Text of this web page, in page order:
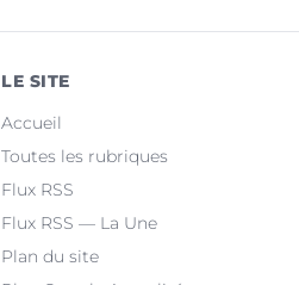
LE SITE
Accueil
Toutes les rubriques
Flux RSS
Flux RSS — La Une
Plan du site